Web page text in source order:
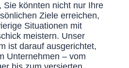
Sie könnten nicht nur Ihre
Ziele erreichen,
Situationen mit
meistern. Unser
ist darauf ausgerichtet,
Unternehmen – vom